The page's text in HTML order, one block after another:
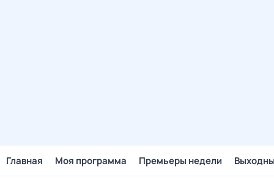
Главная Моя программа Премьеры недели